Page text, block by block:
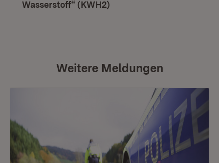
Wasserstoff“ (KWH2)
Weitere Meldungen